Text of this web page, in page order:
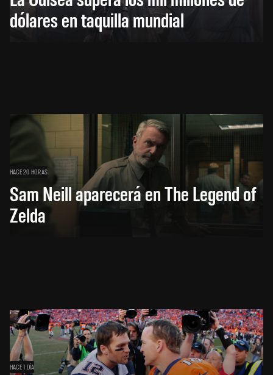
dólares en taquilla mundial
HACE 20 HORAS
Sam Neill aparecerá en The Legend of
Zelda
HACE 1 DÍA